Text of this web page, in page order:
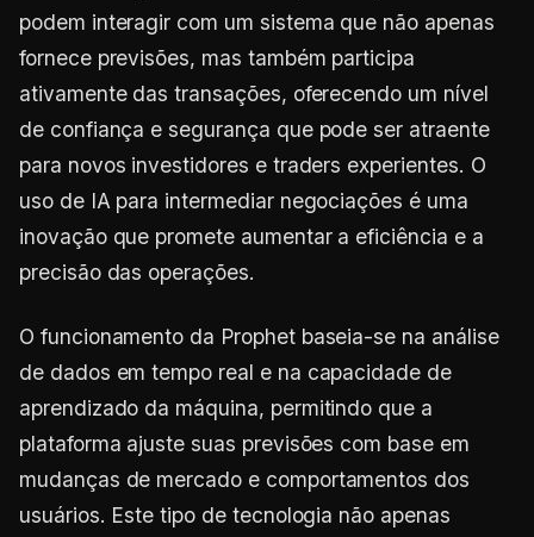
podem interagir com um sistema que não apenas
fornece previsões, mas também participa
ativamente das transações, oferecendo um nível
de confiança e segurança que pode ser atraente
para novos investidores e traders experientes. O
uso de IA para intermediar negociações é uma
inovação que promete aumentar a eficiência e a
precisão das operações.
O funcionamento da Prophet baseia-se na análise
de dados em tempo real e na capacidade de
aprendizado da máquina, permitindo que a
plataforma ajuste suas previsões com base em
mudanças de mercado e comportamentos dos
usuários. Este tipo de tecnologia não apenas